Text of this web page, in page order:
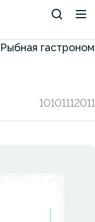
Рыбная
10101112011